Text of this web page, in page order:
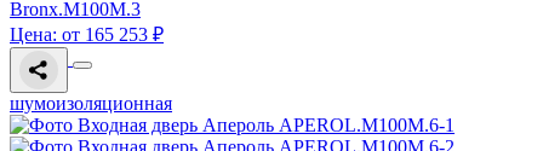
Bronx.M100M.3
Цена: от 165 253 ₽
шумоизоляционная